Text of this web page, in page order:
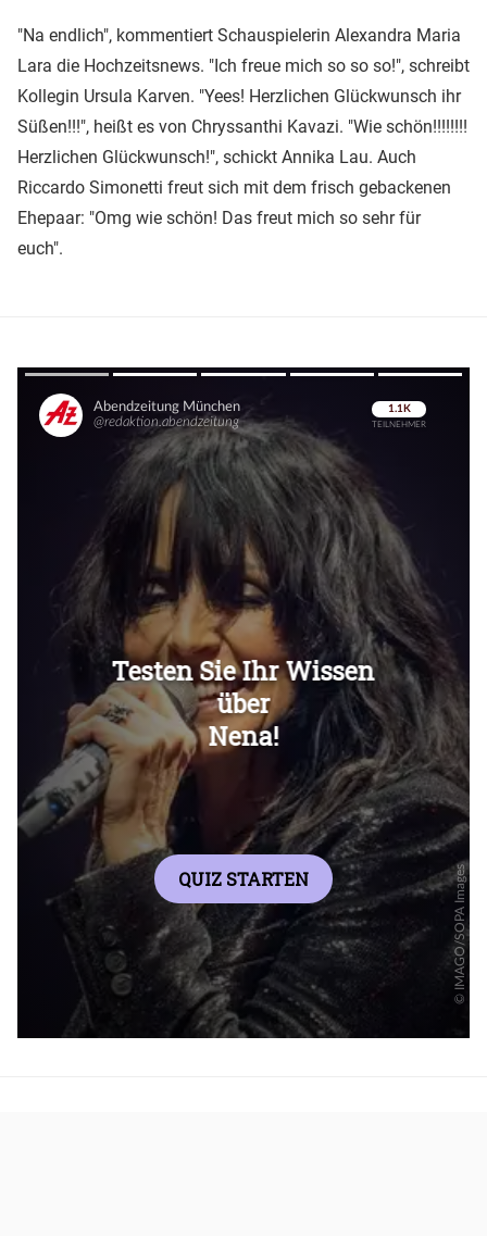
"Na endlich", kommentiert Schauspielerin Alexandra Maria
Lara die Hochzeitsnews. "Ich freue mich so so so!", schreibt
Kollegin Ursula Karven. "Yees! Herzlichen Glückwunsch ihr
Süßen!!!", heißt es von Chryssanthi Kavazi. "Wie schön!!!!!!!!
Herzlichen Glückwunsch!", schickt Annika Lau. Auch
Riccardo Simonetti freut sich mit dem frisch gebackenen
Ehepaar: "Omg wie schön! Das freut mich so sehr für
euch".
Überspringen
Überspringen